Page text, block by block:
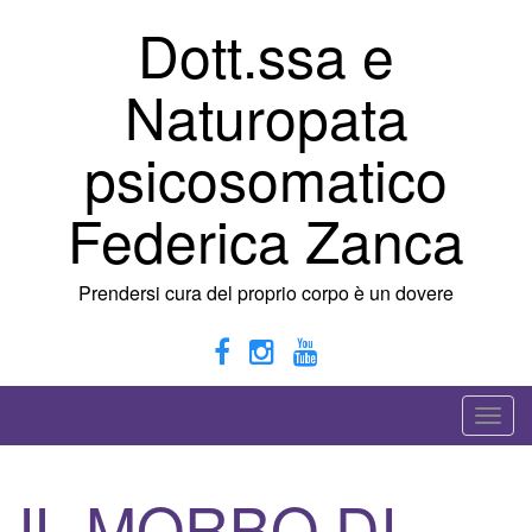
Dott.ssa e
Naturopata
psicosomatico
Federica Zanca
Prendersi cura del proprio corpo è un dovere
A
t